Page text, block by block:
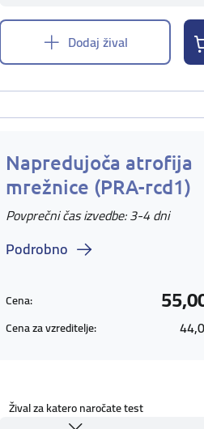
Dodaj žival
Napredujoča atrofija
mrežnice (PRA-rcd1)
Povprečni čas izvedbe: 3-4 dni
Podrobno
Cena:
Cena za vzreditelje:
Žival za katero naročate test